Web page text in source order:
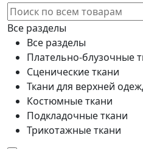
Все разделы
Все разделы
Плательно-блузочные
Сценические ткани
Ткани для верхней
Костюмные ткани
Подкладочные ткани
Трикотажные ткани